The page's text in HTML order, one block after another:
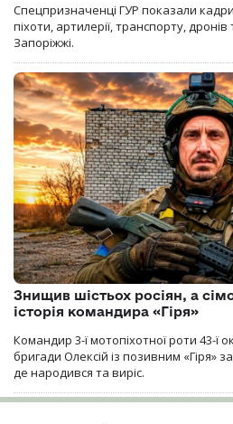
Спецпризначенці ГУР показали
піхоти, артилерії, транспорту, дронів
Запоріжжі.
Знищив шістьох росіян, а
історія командира «Гіря»
Командир 3-ї мотопіхотної роти 43-ї
бригади Олексій із позивним «Гіря»
де народився та виріс.